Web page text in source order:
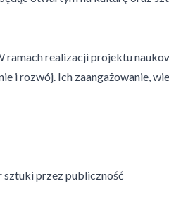
realizacji projektu
i rozwój. Ich zaangażowanie,
sztuki przez publiczność